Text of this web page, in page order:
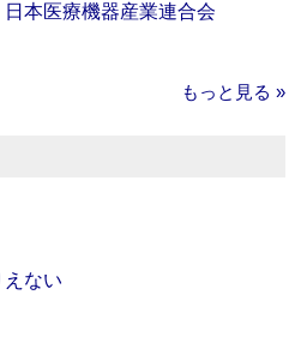
本医療機器産業連合会
もっと見る »
ない